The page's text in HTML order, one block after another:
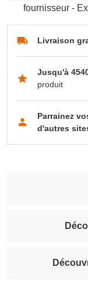
fournisseur -
Livraison
Jusqu'à
produit
Parrainez
d'autres